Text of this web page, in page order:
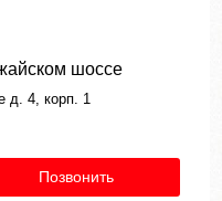
шоссе
д. 4, корп. 1
Позвонить